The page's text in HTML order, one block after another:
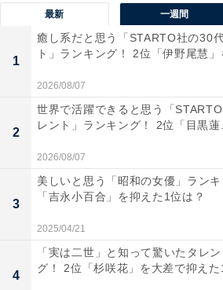
1位は「高松」でした。香川県の県
は、四国の玄関口としての役割を担
です。「高松」というナンバーは、
ることに誇りを持つ地元の人々に
ちます。洗練された都市景観と自
メなどを背景に、地域の魅力が凝
持を集めました。
回答者のコメントを見ると「県名で
に大事にしている感じがするから
他）、「四国の玄関口のような存
ランスが良く、讃岐うどんなどのご
最新 一週間
1
癒し系だと思う「STARTO社の30
ト」ランキング！ 2位「伊野尾慧」
2026/08/07
2
世界で活躍できると思う「
レント」ランキング！ 2位「目黒蓮
2026/08/07
3
美しいと思う「昭和の女優」ランキ
「吉永小百合」を抑えた1位は？
2025/04/21
4
「実は二世」と知って驚いたタレ
グ！ 2位「杉咲花」を大差で抑えた